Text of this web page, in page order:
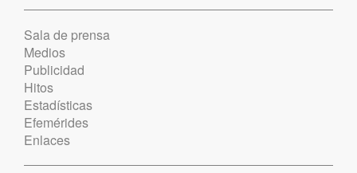
Sala de prensa
Medios
Publicidad
Hitos
Estadísticas
Efemérides
Enlaces